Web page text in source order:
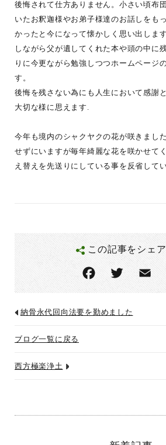
後悔されて仕方ありません。小さい頃布
いたお釈迦様やお弟子様達のお話しをも
かったと今になって懐かしく思い出しま
しながら父が遺してくれた本や頭の中に
りに今更ながら勉強しつつホームページ
す。
後悔を残さない為にも人生において感謝
大切な様に思えます.
今年も境内のシャクヤクの花が咲きまし
せずにいますが毎年綺麗な花を咲かせて
え替えを先送りにしている事を反省してい
この記事をシェ
F
ac
eb
T
w
itt
納骨永代回向法要を勤めました
ブログ一覧に戻る
西方極楽浄土